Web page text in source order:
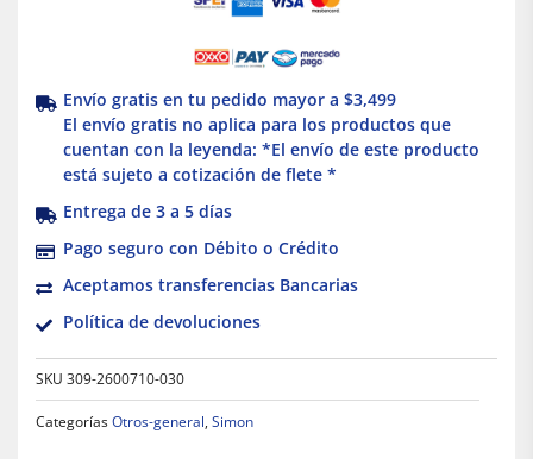
Envío gratis en tu pedido mayor a $3,499
El envío gratis no aplica para los productos que
cuentan con la leyenda: *El envío de este producto
está sujeto a cotización de flete *
Entrega de 3 a 5 días
Pago seguro con Débito o Crédito
Aceptamos transferencias Bancarias
Política de devoluciones
SKU 309-2600710-030
CategoríasOtros-general, Simon